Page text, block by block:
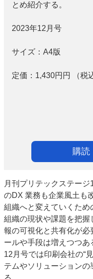
とめ紹介する。
2023年12月号
サイズ： A4版
定価： 1,430円 円 （税
購読
月刊プリテックステージ
のDX 業務も企業風土も
組織へと変えていくため
組織の現状や課題を把
報の可視化と共有化が
ールや手段は増えつつあ
12月号では印刷会社の“
テムやソリューション